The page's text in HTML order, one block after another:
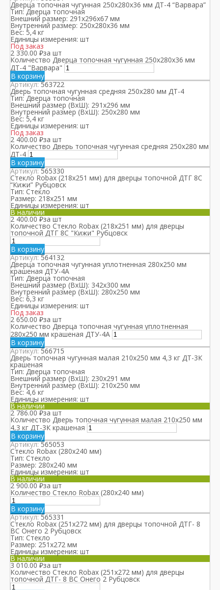
Дверца топочная чугунная 250x280x36 мм ДТ-4 “Варвара”
Тип: Дверца топочная
Внешний размер: 291x296х67 мм
Внутренний размер: 250x280х36 мм
Вес: 5,4 кг
Единицы измерения: шт
Под заказ
2 330.00 ₽за шт
Количество Дверца топочная чугунная 250x280x36 мм
ДТ-4 "Варвара"
В корзину
Артикул:563722
Дверь топочная чугунная средняя 250х280 мм ДТ-4
Тип: Дверца топочная
Внешний размер (ВхШ): 291x296 мм
Внутренний размер (ВхШ): 250x280 мм
Вес: 5,4 кг
Единицы измерения: шт
Под заказ
2 400.00 ₽за шт
Количество Дверь топочная чугунная средняя 250х280 мм
ДТ-4
В корзину
Артикул:565330
Стекло Robax (218х251 мм) для дверцы топочной ДТГ 8С
“Кижи” Рубцовск
Тип: Стекло
Размер: 218х251 мм
Единицы измерения: шт
В наличии
2 400.00₽за шт
Количество Стекло Robax (218х251 мм) для дверцы
топочной ДТГ 8С "Кижи" Рубцовск
В корзину
Артикул:564132
Дверца топочная чугунная уплотненная 280х250 мм
крашеная ДТУ-4А
Тип: Дверца топочная
Внешний размер (ВхШ): 342х300 мм
Внутренний размер (ВхШ): 280х250 мм
Вес: 6,3 кг
Единицы измерения: шт
Под заказ
2 650.00 ₽за шт
Количество Дверца топочная чугунная уплотненная
280х250 мм крашеная ДТУ-4А
В корзину
Артикул:566715
Дверь топочная чугунная малая 210х250 мм 4,3 кг ДТ-3К
крашеная
Тип: Дверца топочная
Внешний размер (ВхШ): 230х291 мм
Внутренний размер (ВхШ): 210х250 мм
Вес: 4,6 кг
Единицы измерения: шт
В наличии
2 786.00₽за шт
Количество Дверь топочная чугунная малая 210х250 мм
4,3 кг ДТ-3К крашеная
В корзину
Артикул:565053
Стекло Robax (280х240 мм)
Тип: Стекло
Размер: 280х240 мм
Единицы измерения: шт
В наличии
2 900.00₽за шт
Количество Стекло Robax (280х240 мм)
В корзину
Артикул:565331
Стекло Robax (251х272 мм) для дверцы топочной ДТГ- 8
ВС Онего 2 Рубцовск
Тип: Стекло
Размер: 251х272 мм
Единицы измерения: шт
В наличии
3 010.00₽за шт
Количество Стекло Robax (251х272 мм) для дверцы
топочной ДТГ- 8 ВС Онего 2 Рубцовск